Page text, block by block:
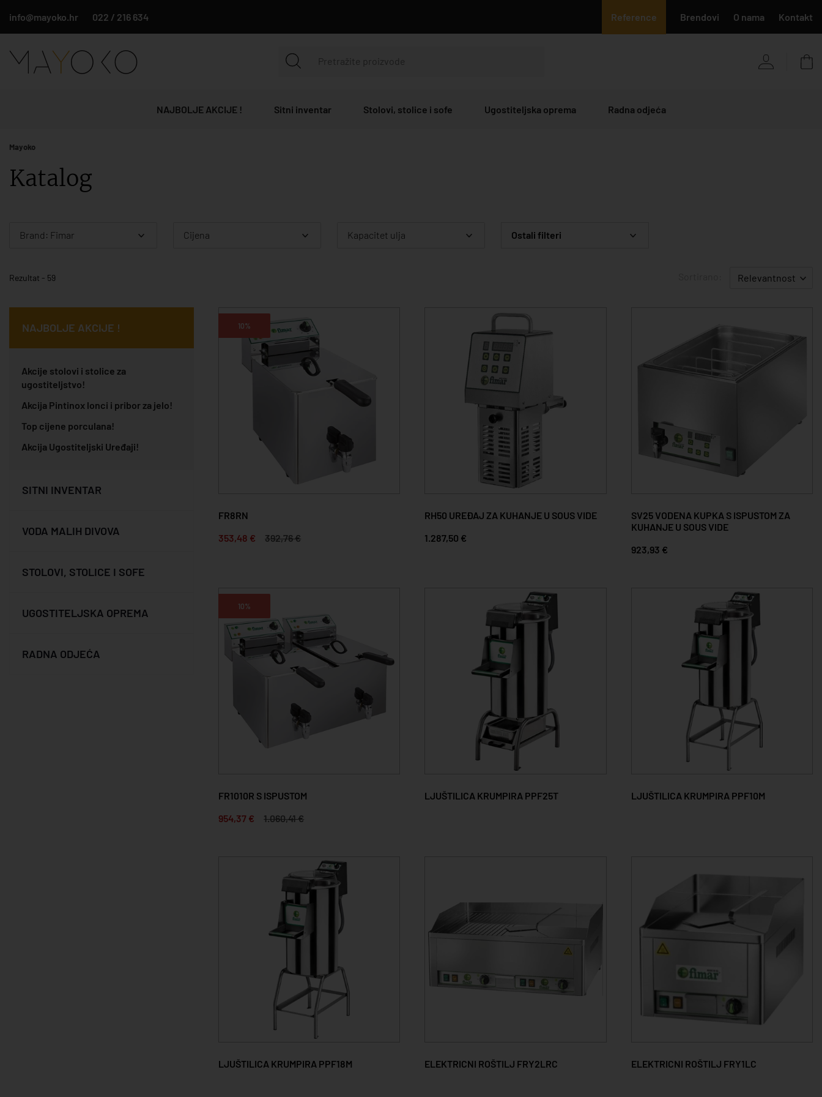
info@mayoko.hr 022 / 216 634 Reference Brendovi O nama Kontakt
NAJBOLJE AKCIJE ! Sitni inventar Stolovi, stolice i sofe Ugostiteljska oprema Radna odjeća
Mayoko
Katalog
Brand: Fimar Cijena Kapacitet ulja Ostali filteri
Rezultat - 59 Relevantnost
NAJBOLJE AKCIJE !
Akcije stolovi i stolice za
ugostiteljstvo!
Akcija Pintinox lonci i pribor za jelo!
Top cijene porculana!
Akcija Ugostiteljski Uređaji!
SITNI INVENTAR
VODA MALIH DIVOVA
STOLOVI, STOLICE I SOFE
UGOSTITELJSKA OPREMA
RADNA ODJEĆA
10%
FR8RN
353,48 €
392,76 €
RH50 UREĐAJ ZA KUHANJE U SOUS VIDE
1.287,50 €
SV25 VODENA KUPKA S ISPUSTOM ZA
KUHANJE U SOUS VIDE
923,93 €
10%
FR1010R S ISPUSTOM
954,37 €
1.060,41 €
LJUŠTILICA KRUMPIRA PPF25T LJUŠTILICA KRUMPIRA PPF10M
LJUŠTILICA KRUMPIRA PPF18M ELEKTRICNI ROŠTILJ FRY2LRC ELEKTRICNI ROŠTILJ FRY1LC